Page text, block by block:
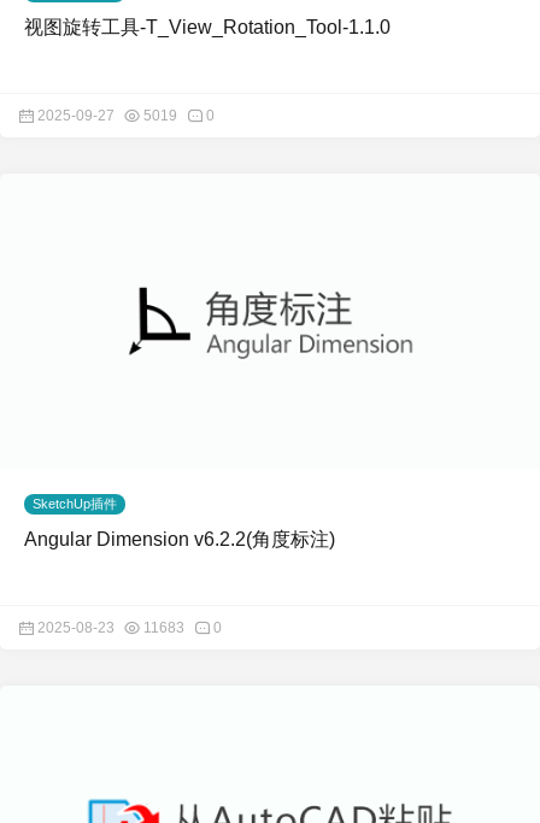
视图旋转工具-T_View_Rotation_Tool-1.1.0
2025-09-27 5019 0
SketchUp插件
Angular Dimension v6.2.2(角度标注)
2025-08-23 11683 0